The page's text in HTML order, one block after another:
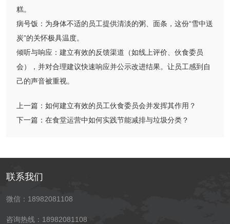
糕。
病号饭：为身体不适的员工提供清淡的粥、面条，这份“雪中送
炭”的关怀极具温度。
倾听与响应：建立有效的反馈渠道（如线上评价、伙食委员
会），并对合理建议快速响应并公示改进结果。让员工感到自
己的声音被重视。
上一篇： 如何建立有效的员工伙食委员会并发挥其作用？
下一篇： 在食堂运营中如何实践节能减排与垃圾分类？
联系我们
微信：18982081108
咨询热线：18982081108